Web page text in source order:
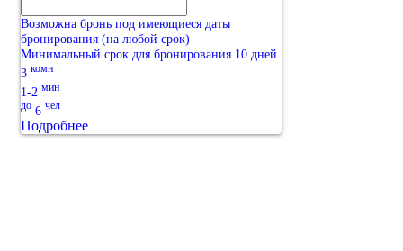
Возможна бронь под имеющиеся даты
бронирования (на любой срок)
Минимальный срок для бронирования 10 дней
3 комн
1-2 мин
до 6 чел
Подробнее